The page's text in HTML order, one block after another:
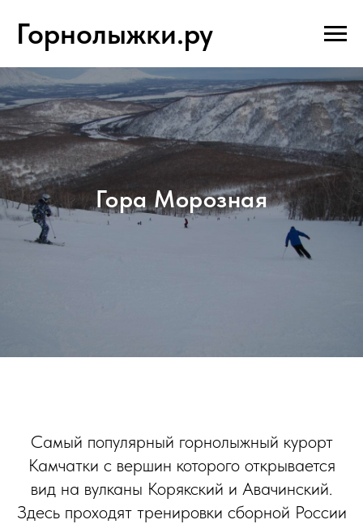
Горнолыжки.ру
Гора Морозная
Самый популярный горнолыжный курорт
Камчатки с вершин которого открывается
вид на вулканы Корякский и Авачинский.
Здесь проходят тренировки сборной России